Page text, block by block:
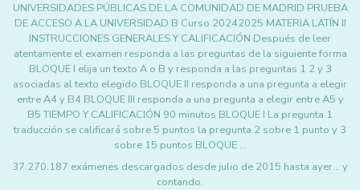
UNIVERSIDADES PÚBLICAS DE LA COMUNIDAD DE MADRID PRUEBA
DE ACCESO A LA UNIVERSIDAD B Curso 20242025 MATERIA LATÍN II
INSTRUCCIONES GENERALES Y CALIFICACIÓN Después de leer
atentamente el examen responda a las preguntas de la siguiente forma
BLOQUE I elija un texto A o B y responda a las preguntas 1 2 y 3
asociadas al texto elegido BLOQUE II responda a una pregunta a elegir
entre A4 y B4 BLOQUE III responda a una pregunta a elegir entre A5 y
B5 TIEMPO Y CALIFICACIÓN 90 minutos BLOQUE I La pregunta 1
traducción se calificará sobre 5 puntos la pregunta 2 sobre 1 punto y 3
sobre 15 puntos BLOQUE …
37.270.187 exámenes descargados desde julio de 2015 hasta ayer... y
contando.